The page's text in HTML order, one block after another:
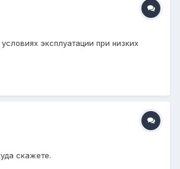
эксплуатации при низких
скажете.